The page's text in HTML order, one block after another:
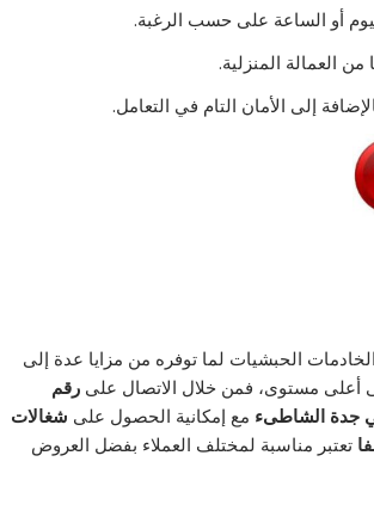
أو الساعة على حسب الرغبة.
من العمالة المنزلية.
إلى الأمان التام في التعامل.
الحبشيات لما توفره من مزايا عدة إلى
أعلى مستوى، فمن خلال الاتصال على رقم
جدة الشاطىء مع إمكانية الحصول على شغالات
تعتبر مناسبة لمختلف العملاء بفضل العروض